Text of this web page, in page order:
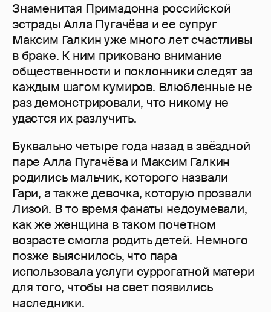
Знаменитая Примадонна российской
эстрады Алла Пугачёва и ее супруг
Максим Галкин уже много лет счастливы
в браке. К ним приковано внимание
общественности и поклонники следят за
каждым шагом кумиров. Влюбленные не
раз демонстрировали, что никому не
удастся их разлучить.
Буквально четыре года назад в звёздной
паре Алла Пугачёва и Максим Галкин
родились мальчик, которого назвали
Гари, а также девочка, которую прозвали
Лизой. В то время фанаты недоумевали,
как же женщина в таком почетном
возрасте смогла родить детей. Немного
позже выяснилось, что пара
использовала услуги суррогатной матери
для того, чтобы на свет появились
наследники.